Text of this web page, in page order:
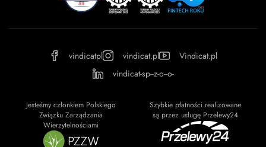
vindicatpl vindicat.pl
Vindicat.pl
vindicat-sp--z-o--o-
Jesteśmy członkiem Polskiego
Związku Zarządzania
Wierzytelnościami
Szybkie płatności realizowane
są przez usługę Przelewy24